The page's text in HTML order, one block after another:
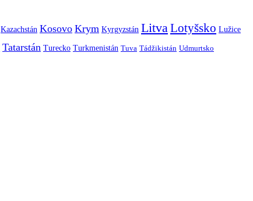
Kazachstán Kosovo Krym Kyrgyzstán Litva Lotyšsko Lužice
Tatarstán Turecko Turkmenistán Tuva Tádžikistán Udmurtsko